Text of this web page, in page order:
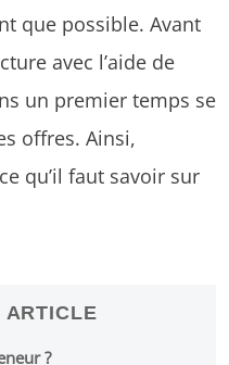
que possible. Avant
avec l’aide de
un premier temps se
offres. Ainsi,
qu’il faut savoir sur
ARTICLE
?